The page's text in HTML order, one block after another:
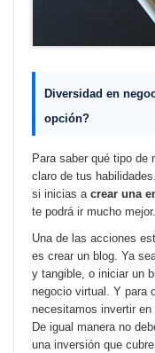
Diversidad en
opción?
Para saber qué tipo de
claro de tus
si inicias a crear una
te podrá ir mucho
Una de las acciones
es crear un blog. Ya
y tangible, o iniciar un
negocio virtual. Y para
necesitamos invertir
De igual manera no
una inversión que